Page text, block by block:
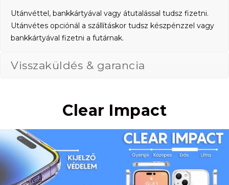
Utánvéttel, bankkártyával vagy átutalással tudsz fizetni.
Utánvétes opciónál a szállításkor tudsz készpénzzel vagy
bankkártyával fizetni a futárnak.
Visszaküldés & garancia
Clear Impact